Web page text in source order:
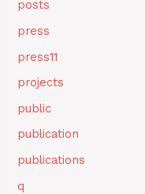
posts
press
press11
projects
public
publication
publications
q